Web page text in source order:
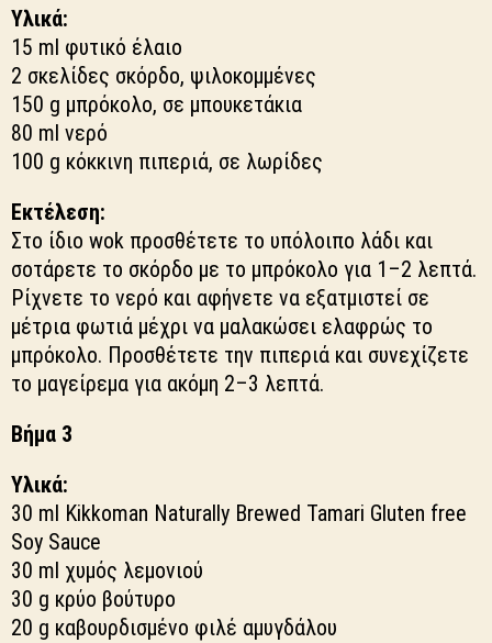
Υλικά:
15 ml φυτικό έλαιο
2 σκελίδες σκόρδο, ψιλοκομμένες
150 g μπρόκολο, σε μπουκετάκια
80 ml νερό
100 g κόκκινη πιπεριά, σε λωρίδες
Εκτέλεση:
Στο ίδιο wok προσθέτετε το υπόλοιπο λάδι και
σοτάρετε το σκόρδο με το μπρόκολο για 1–2 λεπτά.
Ρίχνετε το νερό και αφήνετε να εξατμιστεί σε
μέτρια φωτιά μέχρι να μαλακώσει ελαφρώς το
μπρόκολο. Προσθέτετε την πιπεριά και συνεχίζετε
το μαγείρεμα για ακόμη 2–3 λεπτά.
Βήμα 3
Υλικά:
30 ml Kikkoman Naturally Brewed Tamari Gluten free
Soy Sauce
30 ml χυμός λεμονιού
30 g κρύο βούτυρο
20 g καβουρδισμένο φιλέ αμυγδάλου